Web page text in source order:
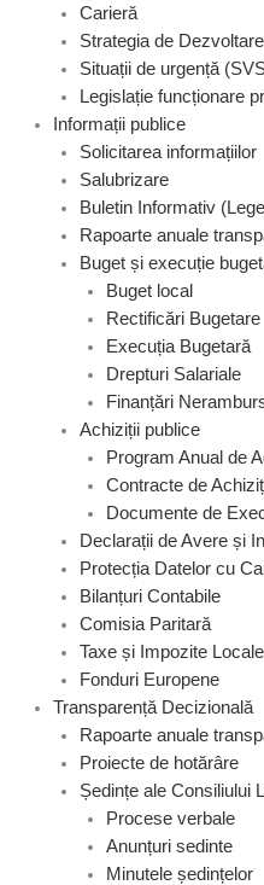
Carieră
Strategia de
Situații de urgență
Legislație funcționare
Informații publice
Solicitarea informațiilor
Salubrizare
Buletin Informativ
Rapoarte anuale
Buget și execuție
Buget local
Rectificări Bugetare
Execuția Bugetară
Drepturi Salariale
Finanțări
Achiziții publice
Program Anual de
Contracte de
Documente de
Declarații de Avere și
Protecția Datelor cu
Bilanțuri Contabile
Comisia Paritară
Taxe și Impozite Locale
Fonduri Europene
Transparență Decizională
Rapoarte anuale
Proiecte de hotărâre
Ședințe ale Consiliului
Procese verbale
Anunțuri sedinte
Minutele ședințelor